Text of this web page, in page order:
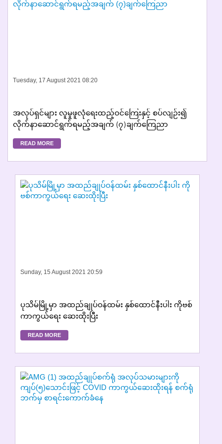
Tuesday, 17 August 2021 08:20
အလုပ်ရှင်များ လူမှုဖူလုံရေးထည့်ဝင်ကြေးနှင့် စပ်လျဉ်း၍
လိုက်နာဆောင်ရွက်ရမည့်အချက် (၇)ချက်ကြေညာ
READ MORE
Sunday, 15 August 2021 20:59
ပုသိမ်မြို့မှာ အထည်ချုပ်ဝန်ထမ်း နှစ်ထောင်နီးပါး ကိုဗစ်
ကာကွယ်ရေး ဆေးထိုးပြီး
READ MORE